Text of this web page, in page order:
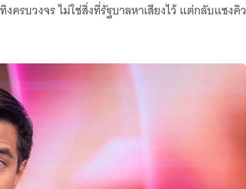
ครบวงจร ไม่ใช่สิ่งที่รัฐบาลหาเสียงไว้ แต่กลับแซงคิว